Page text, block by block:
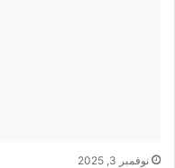
نوفمبر 3, 2025